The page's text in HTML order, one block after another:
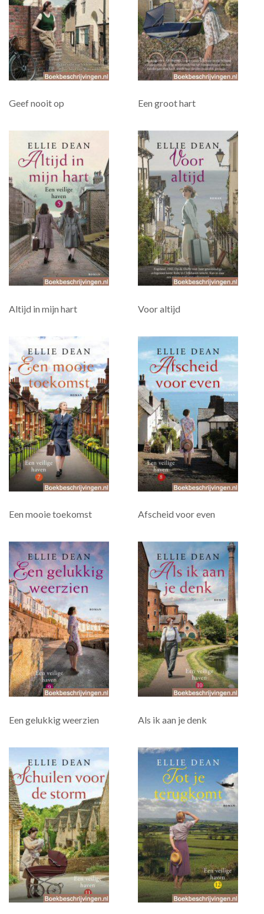
Geef nooit op Een groot hart
Altijd in mijn hart Voor altijd
Een mooie toekomst Afscheid voor even
Een gelukkig weerzien Als ik aan je denk